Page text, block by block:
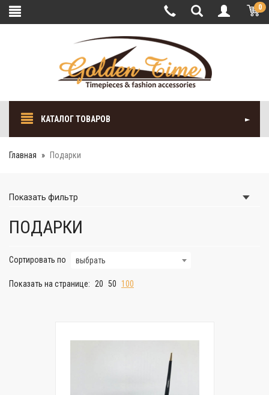
0
КАТАЛОГ ТОВАРОВ
Главная Подарки
Показать фильтр
ПОДАРКИ
Сортировать по выбрать
Показать на странице: 20 50 100